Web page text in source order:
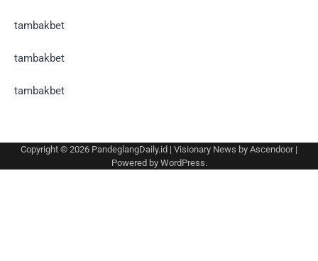
tambakbet
tambakbet
tambakbet
Copyright © 2026 PandeglangDaily.id | Visionary News by Ascendoor|
Powered by WordPress.